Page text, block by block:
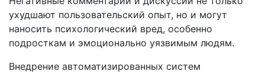
ухудшают пользовательский опыт, но и могут
наносить психологический вред, особенно
подросткам и эмоционально уязвимым людям.
Внедрение автоматизированных систем